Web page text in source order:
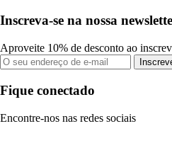
Inscreva-se na nossa
Aproveite 10% de desconto ao
Fique conectado
Encontre-nos nas redes sociais